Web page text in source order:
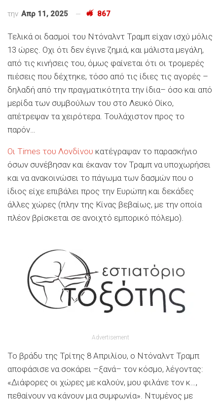
την Απρ 11, 2025 867
Τελικά οι δασμοί του Ντόναλντ Τραμπ είχαν ισχύ μόλις
13 ώρες. Οχι ότι δεν έγινε ζημιά, και μάλιστα μεγάλη,
από τις κινήσεις του, όμως φαίνεται ότι οι τρομερές
πιέσεις που δέχτηκε, τόσο από τις ίδιες τις αγορές –
δηλαδή από την πραγματικότητα την ίδια– όσο και από
μερίδα των συμβούλων του στο Λευκό Οίκο,
απέτρεψαν τα χειρότερα. Τουλάχιστον προς το
παρόν…
Οι Times του Λονδίνου κατέγραψαν το παρασκήνιο
όσων συνέβησαν και έκαναν τον Τραμπ να υποχωρήσει
και να ανακοινώσει το πάγωμα των δασμών που ο
ίδιος είχε επιβάλει προς την Ευρώπη και δεκάδες
άλλες χώρες (πλην της Κίνας βεβαίως, με την οποία
πλέον βρίσκεται σε ανοιχτό εμπορικό πόλεμο).
Advertisement
Το βράδυ της Τρίτης 8 Απριλίου, ο Ντόναλντ Τραμπ
αποφάσισε να σοκάρει –ξανά– τον κόσμο, λέγοντας:
«Διάφορες οι χώρες με καλούν, μου φιλάνε τον κ…,
πεθαίνουν να κάνουν μια συμφωνία». Ντυμένος με